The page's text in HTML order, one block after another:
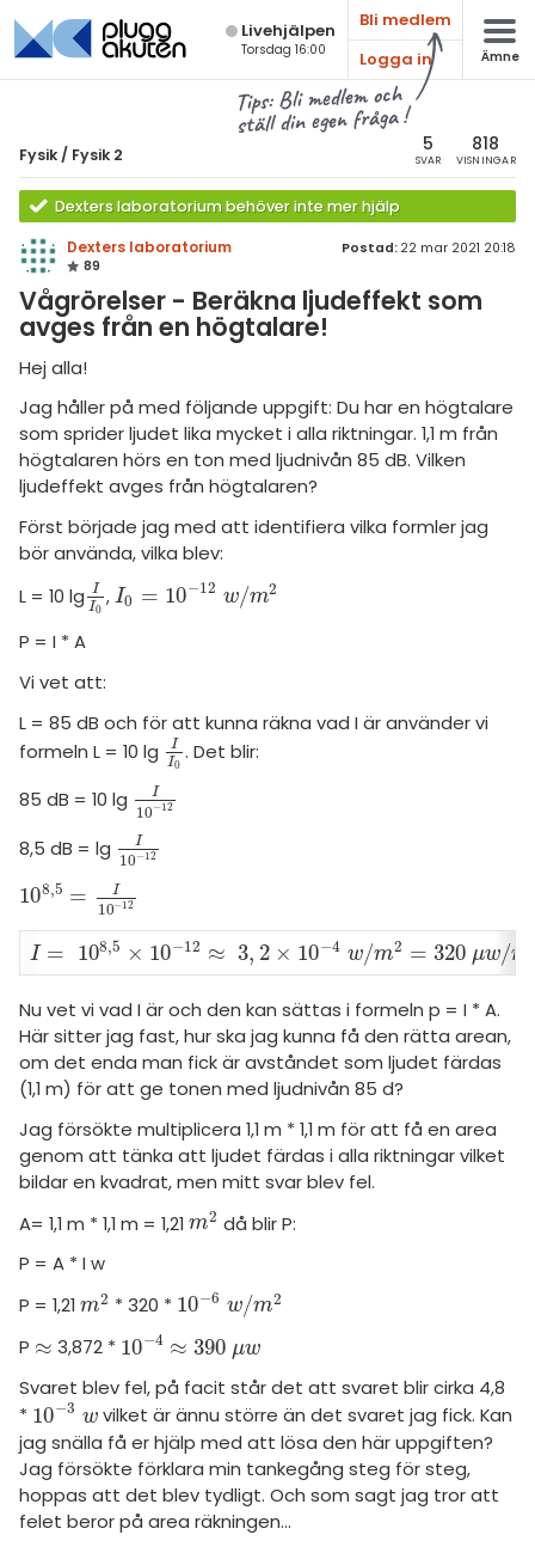
Live­hjälpen
Torsdag 16:00
Bli medlem
Logga in
Ämne
Tips: Bli medlem och
ställ din egen fråga !
Fysik / Fysik 2 5
SVAR
818
VISNINGAR
Dexters laboratorium behöver inte mer hjälp
Dexters laboratorium
89
Postad: 22 mar 2021 20:18
Vågrörelser - Beräkna ljudeffekt som
avges från en högtalare!
Hej alla!
Jag håller på med följande uppgift: Du har en högtalare
som sprider ljudet lika mycket i alla riktningar. 1,1 m från
högtalaren hörs en ton med ljudnivån 85 dB. Vilken
ljudeffekt avges från högtalaren?
Först började jag med att identifiera vilka formler jag
bör använda, vilka blev:
L = 10 lg I
I0
II0,I0 = 10−12 w/m2
I0=10 -12 w/m2
P = I * A
Vi vet att:
L = 85 dB och för att kunna räkna vad I är använder vi
formeln L = 10 lg
I
I0
II0. Det blir:
85 dB = 10 lg
I
10−12
I10-12
8,5 dB = lg
I
10−12
I10-12
108,5 = I
10−12
108,5=I10 -12
I = 108,5 × 10−12 ≈ 3, 2 × 10−4 w/m2 = 320 μw/m
I= 10 ,5×10 12 ≈ 3,2×10-4 w/ m 2=320μ w/m
Nu vet vi vad I är och den kan sättas i formeln p = I * A.
Här sitter jag fast, hur ska jag kunna få den rätta arean,
om det enda man fick är avståndet som ljudet färdas
(1,1 m) för att ge tonen med ljudnivån 85 d?
Jag försökte multiplicera 1,1 m * 1,1 m för att få en area
genom att tänka att ljudet färdas i alla riktningar vilket
bildar en kvadrat, men mitt svar blev fel.
A= 1,1 m * 1,1 m = 1,21 m2
m2 då blir P:
P = A * I w
P = 1,21 m2
m2 * 320 * 10−6 w/m2
10-6w/m2
P ≈
≈ 3,872 * 10−4
10-4 ≈ 390 μw
≈390μ w
Svaret blev fel, på facit står det att svaret blir cirka 4,8
* 10−3 w
10-3w
vilket är ännu större än det svaret jag fick. Kan
jag snälla få er hjälp med att lösa den här uppgiften?
Jag försökte förklara min tankegång steg för steg,
hoppas att det blev tydligt. Och som sagt jag tror att
felet beror på area räkningen...
Alla ämnen
Fysik
Alla trådar
Grundskola
Fysik 2
MaFy (fysikdelen)
Allmänna diskussioner
Livehjälpen
11 inloggade
& Bygg
språk
ämnen
diskussioner